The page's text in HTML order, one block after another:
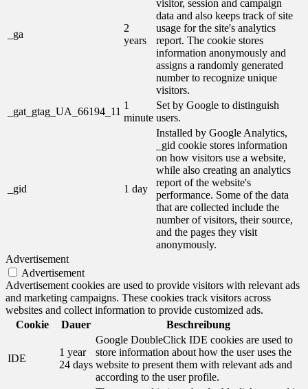
_ga
2
years
visitor, session and campaign
data and also keeps track of site
usage for the site's analytics
report. The cookie stores
information anonymously and
assigns a randomly generated
number to recognize unique
visitors.
_gat_gtag_UA_66194_11
1
minute
Set by Google to distinguish
users.
_gid 1 day
Installed by Google Analytics,
_gid cookie stores information
on how visitors use a website,
while also creating an analytics
report of the website's
performance. Some of the data
that are collected include the
number of visitors, their source,
and the pages they visit
anonymously.
Advertisement
Advertisement
Advertisement cookies are used to provide visitors with relevant ads
and marketing campaigns. These cookies track visitors across
websites and collect information to provide customized ads.
Cookie
Dauer Beschreibung
IDE
1 year
24 days
Google DoubleClick IDE cookies are used to
store information about how the user uses the
website to present them with relevant ads and
according to the user profile.